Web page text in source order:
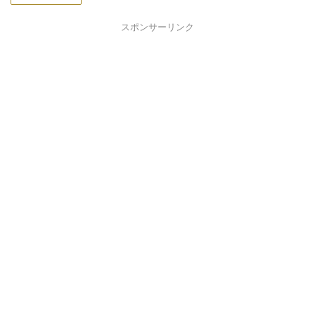
スポンサーリンク